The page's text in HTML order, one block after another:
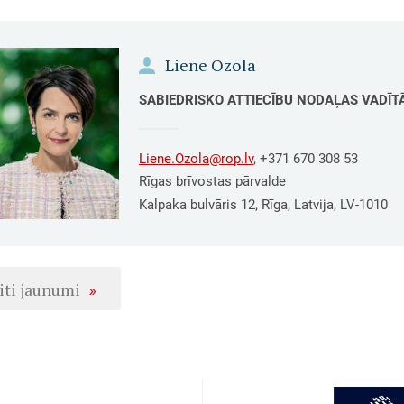
Liene Ozola
SABIEDRISKO ATTIECĪBU NODAĻAS
Liene.Ozola@rop.lv, +371 670 308 53
Rīgas brīvostas pārvalde
Kalpaka bulvāris 12, Rīga, Latvija, LV-1010
jaunumi